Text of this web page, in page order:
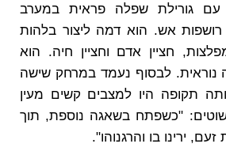
גורילת שפלה פראית במערב
רושפות אש. הוא דמה ליצור בלהות
חציין אדם וחציין חיה. הוא
נוראית. לבסוף נעמד במרחק שישה
תקופה היו למצבים קשים מעין
"כשפתח בשאגה נוספת, תוך
ירינו בו והרגנוהו".